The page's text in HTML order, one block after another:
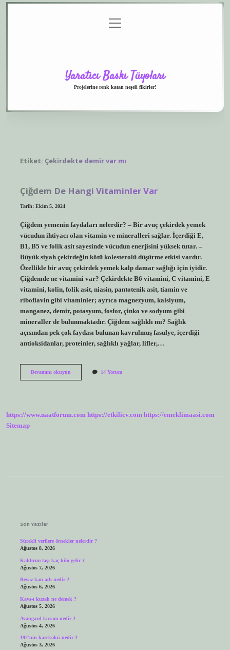
menüyü
aç
Yaratıcı Baskı Tüyoları
Projelerine renk katan neşeli fikirler!
Etiket: Çekirdekte demir var mı
Çiğdem De Hangi Vitaminler Var
Tarih: Ekim 5, 2024
Çiğdem yemenin faydaları nelerdir? – Bir avuç çekirdek yemek
vücudun ihtiyacı olan vitamin ve mineralleri sağlar. İçerdiği E,
B1, B5 ve folik asit sayesinde vücudun enerjisini yüksek tutar. –
Büyük siyah çekirdeğin kötü kolesterolü düşürme etkisi vardır.
Özellikle bir avuç çekirdek yemek kalp damar sağlığı için iyidir.
Çiğdemde ne vitamini var? Çekirdekte B6 vitamini, C vitamini, E
vitamini, kolin, folik asit, niasin, pantotenik asit, tiamin ve
riboflavin gibi vitaminler; ayrıca magnezyum, kalsiyum,
manganez, demir, potasyum, fosfor, çinko ve sodyum gibi
mineraller de bulunmaktadır. Çiğdem sağlıklı mı? Sağlık
açısından pek çok faydası bulunan kavrulmuş fasulye, içerdiği
antioksidanlar, proteinler, sağlıklı yağlar, lifler,…
Devamını okuyunÇiğdem
14 Yorum
https://www.naatforum.com https://etkilicv.com https://emeklimaasi.com
Sitemap
Son Yazılar
Sürekli verilere örnekler nelerdir ?
Ağustos 8, 2026
Kaldırım taşı kaç kilo gelir ?
Ağustos 7, 2026
Beyaz kan adı nedir ?
Ağustos 6, 2026
Kavs-ı kuzah ne demek ?
Ağustos 5, 2026
Avangard kuram nedir ?
Ağustos 4, 2026
192’nin karekökü nedir ?
Ağustos 3, 2026